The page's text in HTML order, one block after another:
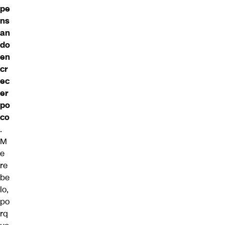
pe
ns
an
do
en
cr
ec
er
po
co
.
M
e
re
be
lo,
po
rq